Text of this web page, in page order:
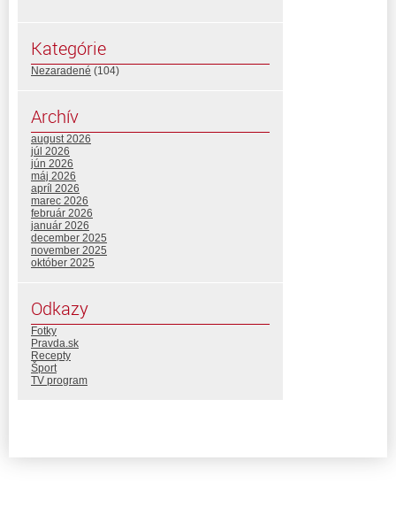
Kategórie
Nezaradené (104)
Archív
august 2026
júl 2026
jún 2026
máj 2026
apríl 2026
marec 2026
február 2026
január 2026
december 2025
november 2025
október 2025
Odkazy
Fotky
Pravda.sk
Recepty
Šport
TV program